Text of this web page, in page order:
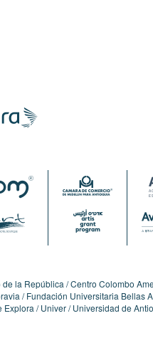
de la República Centro Colombo
Fundación Universitaria Bellas
Explora Univer Universidad de